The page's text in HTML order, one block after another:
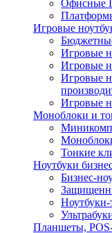
Офисные
Игровые
Игровые
Игровые
Игровые
Игровые
Моноблоки и
Тонкие
Ноутбуки
Бизнес-
Планшеты,